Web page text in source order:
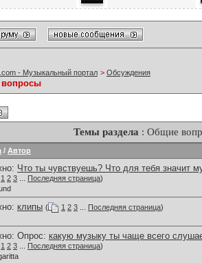
- Музыкальный портал > Обсуждения
Темы раздела : Общие
/ Автор
Что ты чувствуешь? Что для тебя значит
1 2 3 Последняя страница)
клипы ( 1 2 3 Последняя страница)
Опрос: какую музыку ты чаще всего
1 2 3 Последняя страница)